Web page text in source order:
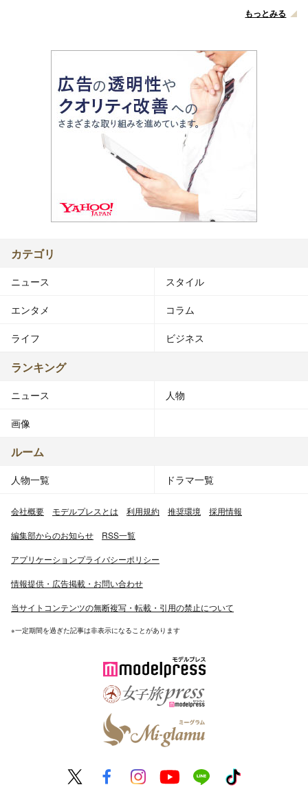
もっとみる
カテゴリ
ニュース スタイル
エンタメ コラム
ライフ ビジネス
ランキング
ニュース 人物
画像
ルーム
人物一覧 ドラマ一覧
会社概要 モデルプレスとは 利用規約 推奨環境 採用情報
編集部からのお知らせ RSS一覧
アプリケーションプライバシーポリシー
情報提供・広告掲載・お問い合わせ
当サイトコンテンツの無断複写・転載・引用の禁止について
※一定期間を過ぎた記事は非表示になることがあります